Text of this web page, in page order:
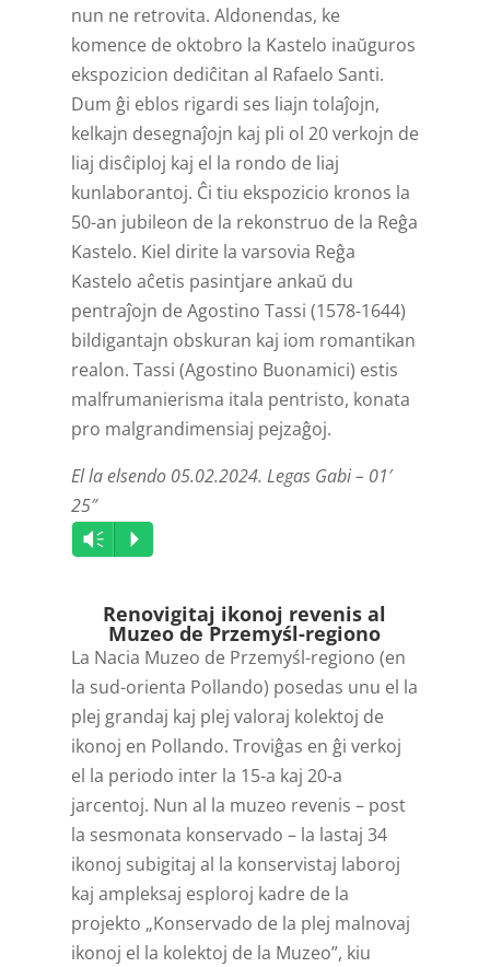
nun ne retrovita. Aldonendas, ke
komence de oktobro la Kastelo inaŭguros
ekspozicion dediĉitan al Rafaelo Santi.
Dum ĝi eblos rigardi ses liajn tolaĵojn,
kelkajn desegnaĵojn kaj pli ol 20 verkojn de
liaj disĉiploj kaj el la rondo de liaj
kunlaborantoj. Ĉi tiu ekspozicio kronos la
50-an jubileon de la rekonstruo de la Reĝa
Kastelo. Kiel dirite la varsovia Reĝa
Kastelo aĉetis pasintjare ankaŭ du
pentraĵojn de Agostino Tassi (1578-1644)
bildigantajn obskuran kaj iom romantikan
realon. Tassi (Agostino Buonamici) estis
malfrumanierisma itala pentristo, konata
pro malgrandimensiaj pejzaĝoj.
El la elsendo 05.02.2024. Legas Gabi – 01′
25″
Audio
Player
Vm P
Renovigitaj ikonoj revenis al
Muzeo de Przemyśl-regiono
La Nacia Muzeo de Przemyśl-regiono (en
la sud-orienta Pollando) posedas unu el la
plej grandaj kaj plej valoraj kolektoj de
ikonoj en Pollando. Troviĝas en ĝi verkoj
el la periodo inter la 15-a kaj 20-a
jarcentoj. Nun al la muzeo revenis – post
la sesmonata konservado – la lastaj 34
ikonoj subigitaj al la konservistaj laboroj
kaj ampleksaj esploroj kadre de la
projekto „Konservado de la plej malnovaj
ikonoj el la kolektoj de la Muzeo”, kiu